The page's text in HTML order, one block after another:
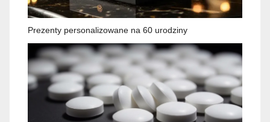
Prezenty personalizowane na 60 urodziny